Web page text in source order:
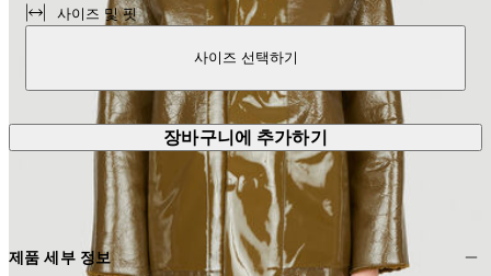
사이즈 및 핏
사이즈 선택하기
장바구니에 추가하기
제품 세부 정보